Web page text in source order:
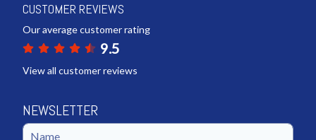
CUSTOMER REVIEWS
Our average customer rating
9.5
View all customer reviews
NEWSLETTER